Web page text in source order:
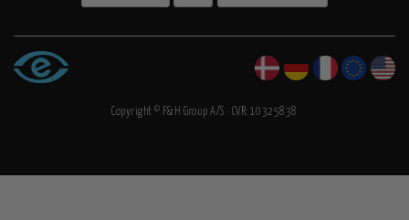
Copyright © F&H Group A/S · CVR: 10325838